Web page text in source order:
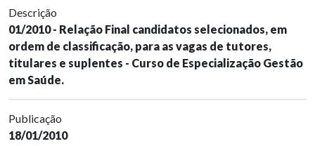
Descrição
01/2010 - Relação Final candidatos selecionados, em
ordem de classificação, para as vagas de tutores,
titulares e suplentes - Curso de Especialização Gestão
em Saúde.
Publicação
18/01/2010